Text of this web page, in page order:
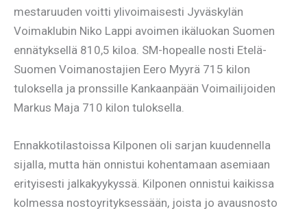
mestaruuden voitti ylivoimaisesti Jyväskylän
Voimaklubin Niko Lappi avoimen ikäluokan Suomen
ennätyksellä 810,5 kiloa. SM-hopealle nosti Etelä-
Suomen Voimanostajien Eero Myyrä 715 kilon
tuloksella ja pronssille Kankaanpään Voimailijoiden
Markus Maja 710 kilon tuloksella.
Ennakkotilastoissa Kilponen oli sarjan kuudennella
sijalla, mutta hän onnistui kohentamaan asemiaan
erityisesti jalkakyykyssä. Kilponen onnistui kaikissa
kolmessa nostoyrityksessään, joista jo avausnosto